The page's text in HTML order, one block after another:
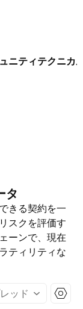
ニティテクニカ
タ
きる契約を一
スクを評価す
ーンで、現在
ティリティな
ッド